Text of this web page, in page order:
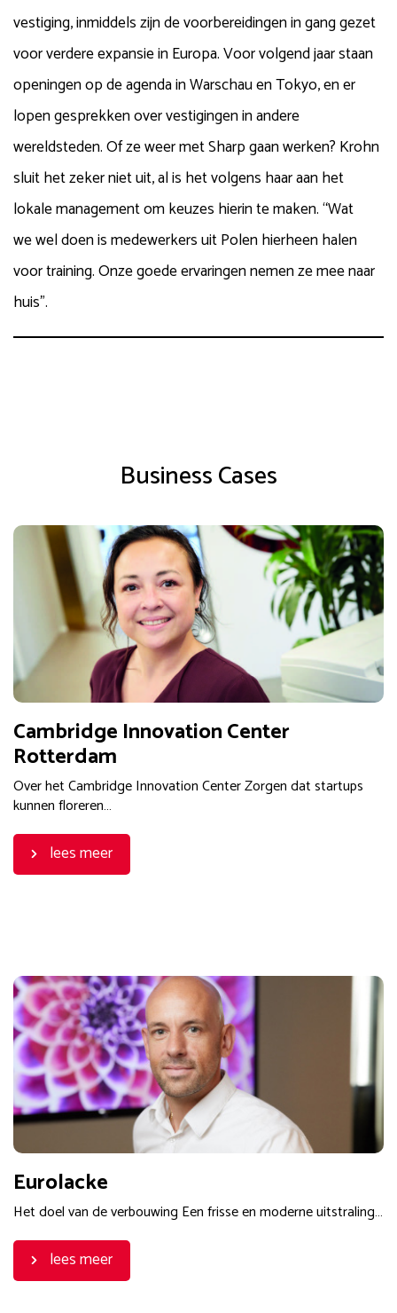
vestiging, inmiddels zijn de voorbereidingen in gang gezet
voor verdere expansie in Europa. Voor volgend jaar staan
openingen op de agenda in Warschau en Tokyo, en er
lopen gesprekken over vestigingen in andere
wereldsteden. Of ze weer met Sharp gaan werken? Krohn
sluit het zeker niet uit, al is het volgens haar aan het
lokale management om keuzes hierin te maken. “Wat
we wel doen is medewerkers uit Polen hierheen halen
voor training. Onze goede ervaringen nemen ze mee naar
huis”.
Business Cases
Cambridge Innovation Center
Rotterdam
Over het Cambridge Innovation Center Zorgen dat startups
kunnen floreren…
lees meer
Eurolacke
Het doel van de verbouwing Een frisse en moderne uitstraling…
lees meer